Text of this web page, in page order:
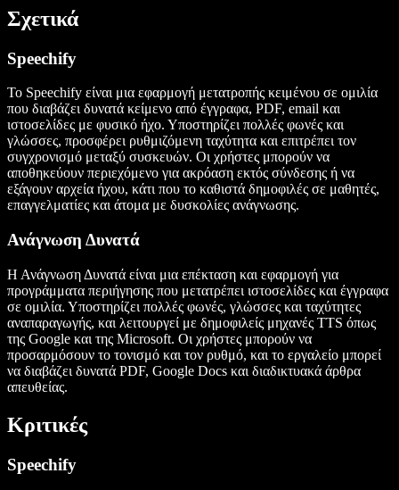
Σχετικά
Speechify
Το Speechify είναι μια εφαρμογή μετατροπής κειμένου σε ομιλία
που διαβάζει δυνατά κείμενο από έγγραφα, PDF, email και
ιστοσελίδες με φυσικό ήχο. Υποστηρίζει πολλές φωνές και
γλώσσες, προσφέρει ρυθμιζόμενη ταχύτητα και επιτρέπει τον
συγχρονισμό μεταξύ συσκευών. Οι χρήστες μπορούν να
αποθηκεύουν περιεχόμενο για ακρόαση εκτός σύνδεσης ή να
εξάγουν αρχεία ήχου, κάτι που το καθιστά δημοφιλές σε μαθητές,
επαγγελματίες και άτομα με δυσκολίες ανάγνωσης.
Ανάγνωση Δυνατά
Η Ανάγνωση Δυνατά είναι μια επέκταση και εφαρμογή για
προγράμματα περιήγησης που μετατρέπει ιστοσελίδες και έγγραφα
σε ομιλία. Υποστηρίζει πολλές φωνές, γλώσσες και ταχύτητες
αναπαραγωγής, και λειτουργεί με δημοφιλείς μηχανές TTS όπως
της Google και της Microsoft. Οι χρήστες μπορούν να
προσαρμόσουν το τονισμό και τον ρυθμό, και το εργαλείο μπορεί
να διαβάζει δυνατά PDF, Google Docs και διαδικτυακά άρθρα
απευθείας.
Κριτικές
Speechify